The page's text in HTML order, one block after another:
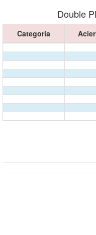
Double
Categoria